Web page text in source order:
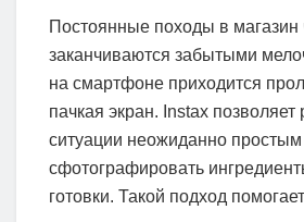
Постоянные походы в магазин
заканчиваются забытыми
на смартфоне приходится
пачкая экран. Instax
ситуации неожиданно
сфотографировать
готовки. Такой подход